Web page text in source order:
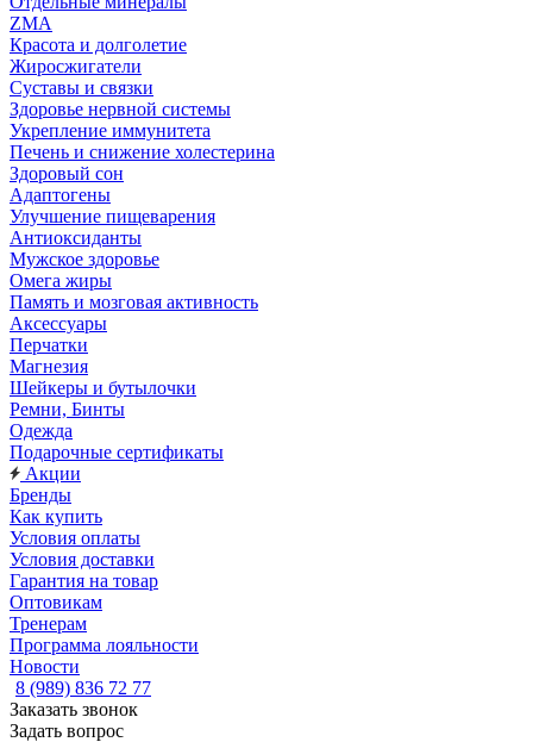
ZMA
Красота и долголетие
Жиросжигатели
Суставы и связки
Здоровье нервной системы
Укрепление иммунитета
Печень и снижение холестерина
Здоровый сон
Адаптогены
Улучшение пищеварения
Антиоксиданты
Мужское здоровье
Омега жиры
Память и мозговая активность
Аксессуары
Перчатки
Магнезия
Шейкеры и бутылочки
Ремни, Бинты
Одежда
Подарочные сертификаты
Акции
Бренды
Как купить
Условия оплаты
Условия доставки
Гарантия на товар
Оптовикам
Тренерам
Программа лояльности
Новости
8 (989) 836 72 77
Заказать звонок
Задать вопрос